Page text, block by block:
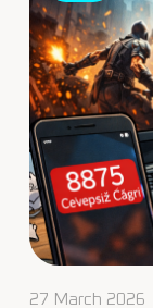
27 March 2026